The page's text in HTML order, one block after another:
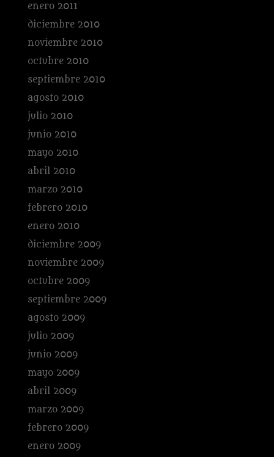
enero 2011
diciembre 2010
noviembre 2010
octubre 2010
septiembre 2010
agosto 2010
julio 2010
junio 2010
mayo 2010
abril 2010
marzo 2010
febrero 2010
enero 2010
diciembre 2009
noviembre 2009
octubre 2009
septiembre 2009
agosto 2009
julio 2009
junio 2009
mayo 2009
abril 2009
marzo 2009
febrero 2009
enero 2009